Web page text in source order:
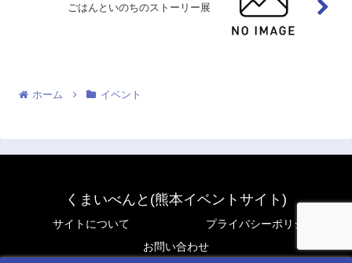
ごはんといのちのストーリー展
ホーム イベント
くまいべんと(熊本イベントサイト)
サイトについて
プライバシーポリシー
お問い合わせ